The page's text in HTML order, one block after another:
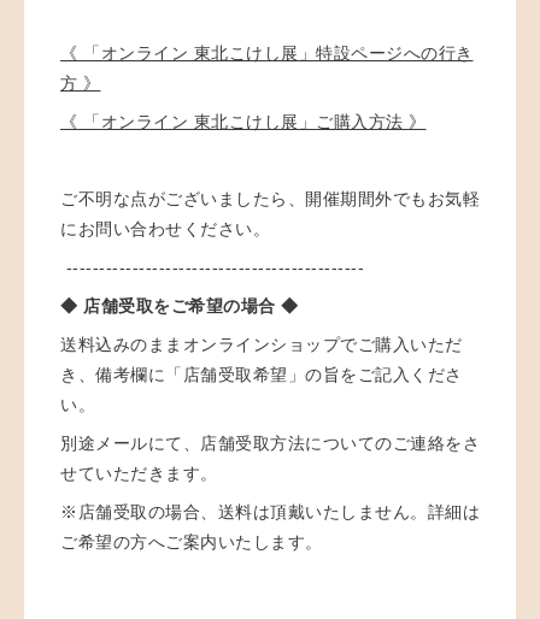
《 「オンライン 東北こけし展」特設ページへの行き
方 》
《 「オンライン 東北こけし展」ご購入方法 》
ご不明な点がございましたら、開催期間外でもお気軽
にお問い合わせください。
---------------------------------------------
◆ 店舗受取をご希望の場合 ◆
送料込みのままオンラインショップでご購入いただ
き、備考欄に「店舗受取希望」の旨をご記入くださ
い。
別途メールにて、店舗受取方法についてのご連絡をさ
せていただきます。
※店舗受取の場合、送料は頂戴いたしません。詳細は
ご希望の方へご案内いたします。